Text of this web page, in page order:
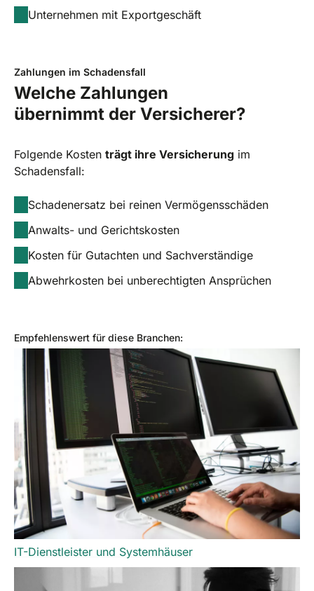
Unternehmen mit Exportgeschäft
Zahlungen im Schadensfall
Welche Zahlungen
übernimmt der Versicherer?
Folgende Kosten trägt ihre Versicherung im
Schadensfall:
Schadenersatz bei reinen Vermögensschäden
Anwalts- und Gerichtskosten
Kosten für Gutachten und Sachverständige
Abwehrkosten bei unberechtigten Ansprüchen
Empfehlenswert für diese Branchen:
IT-Dienstleister und Systemhäuser